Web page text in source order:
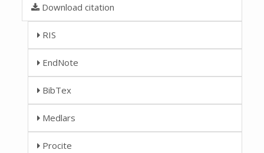
Download citation
RIS
EndNote
BibTex
Medlars
Procite